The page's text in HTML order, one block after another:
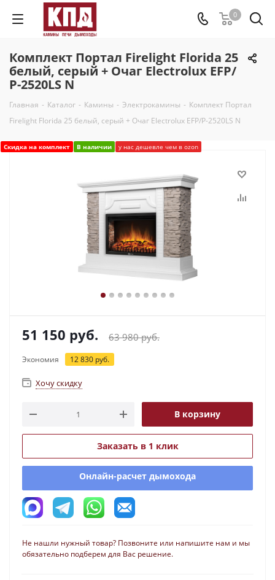
0
Комплект Портал Firelight Florida 25
белый, серый + Очаг Electrolux EFP/
Р-2520LS N
Главная - Каталог - Камины - Электрокамины - Комплект Портал
Firelight Florida 25 белый, серый + Очаг Electrolux EFP/Р-2520LS N
Скидка на комплект В наличии у нас дешевле чем в ozon
51 150 руб. 63 980руб.
Экономия 12 830 руб.
Хочу скидку
В корзину
Заказать в 1 клик
Онлайн-расчет дымохода
Не нашли нужный товар? Позвоните или напишите нам и мы
обязательно подберем для Вас решение.